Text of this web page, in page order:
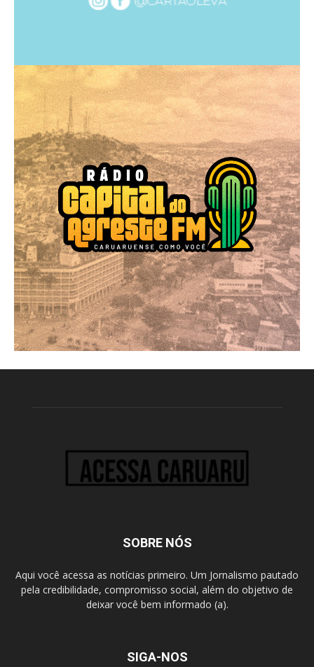
SOBRE NÓS
Aqui você acessa as notícias primeiro. Um Jornalismo pautado
pela credibilidade, compromisso social, além do objetivo de
deixar você bem informado (a).
SIGA-NOS